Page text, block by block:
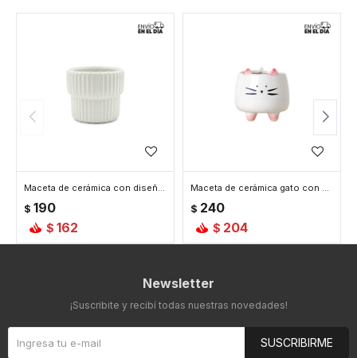
Maceta de cerámica con diseño acanalado – Colores pastel – Decoración para interiores y jardín - Blanco
$ 190
$ 162
Maceta de cerámica gato con pies rosados - Blanco
$ 240
$ 204
Newsletter
¡Suscribite y recibí todas nuestras novedades!
SUSCRIBIRME